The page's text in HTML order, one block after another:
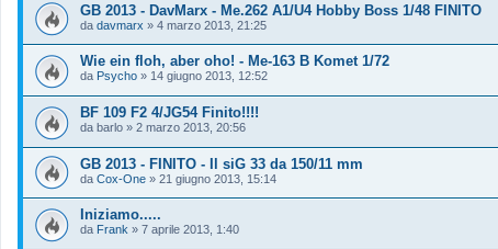
GB 2013 - DavMarx - Me.262 A1/U4 Hobby Boss 1/48 FINITO
da davmarx » 4 marzo 2013, 21:25
Wie ein floh, aber oho! - Me-163 B Komet 1/72
da Psycho » 14 giugno 2013, 12:52
BF 109 F2 4/JG54 Finito!!!!
da barlo » 2 marzo 2013, 20:56
GB 2013 - FINITO - Il siG 33 da 150/11 mm
da Cox-One » 21 giugno 2013, 15:14
Iniziamo.....
da Frank » 7 aprile 2013, 1:40